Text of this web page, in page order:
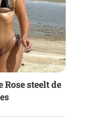
steelt de